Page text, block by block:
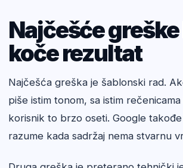
Najčešće
koče rezultat
Najčešća greška je šablonski rad.
piše istim tonom, sa istim
korisnik to brzo oseti. Google
razume kada sadržaj nema stvarnu